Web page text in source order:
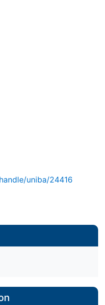
uniba/24416